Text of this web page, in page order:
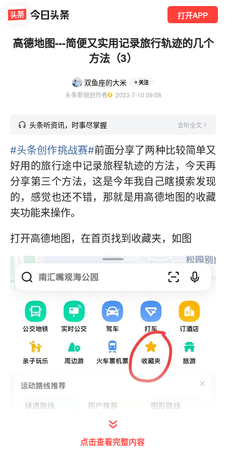
打开APP
高德地图---简便又实用记录旅行轨迹的几个
方法（3）
双鱼座的大米 关注
头条新锐创作者
  2023-7-10 09:08
头条听资讯，时事尽掌握 去听全文
#头条创作挑战赛#前面分享了两种比较简单又
好用的旅行途中记录旅程轨迹的方法，今天再
分享第三个方法，这是今年我自己瞎摸索发现
的，感觉也还不错，那就是用高德地图的收藏
夹功能来操作。
打开高德地图，在首页找到收藏夹，如图
点击查看完整内容